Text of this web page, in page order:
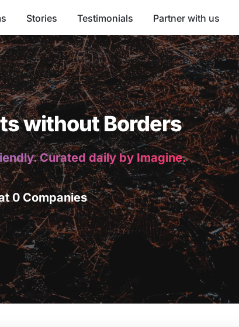
Stories Testimonials Partner with us
without Borders
Curated daily by Imagine.
0 Companies